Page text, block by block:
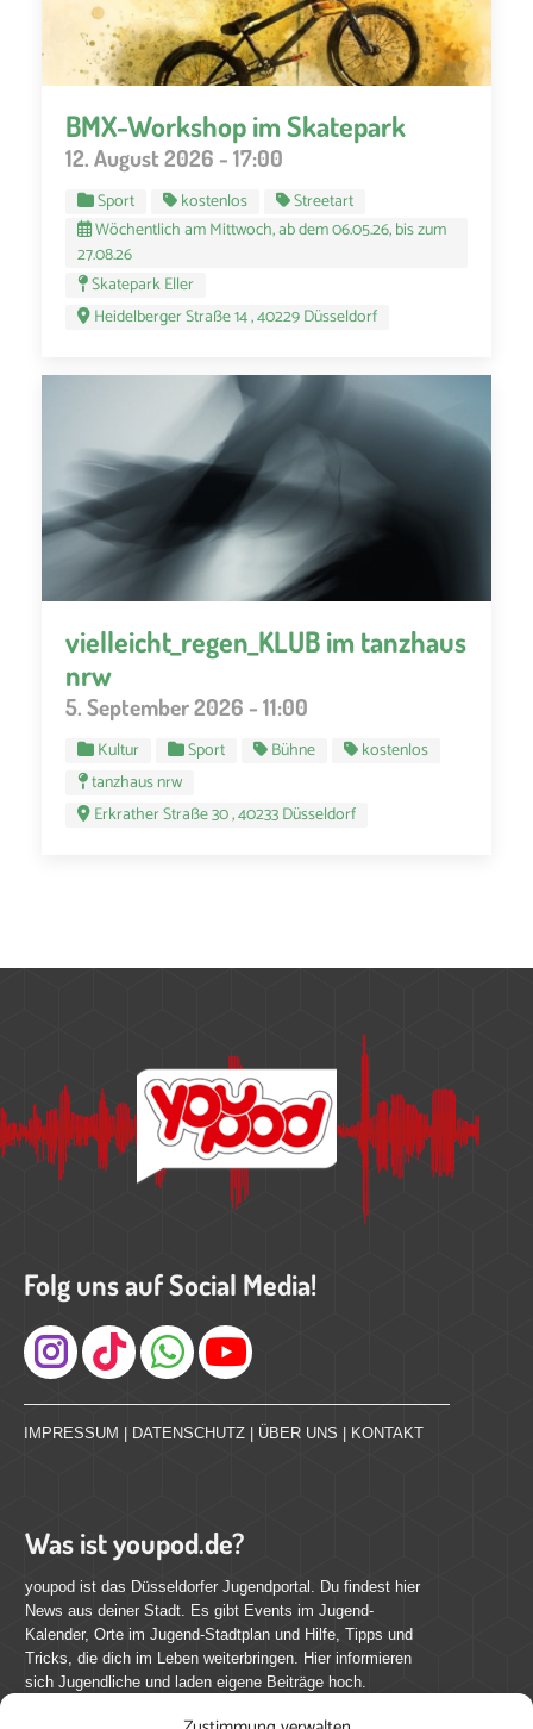
BMX-Workshop im Skatepark
12. August 2026 - 17:00
Sport kostenlos
Streetart
Wöchentlich am Mittwoch, ab dem 06.05.26, bis zum
27.08.26
Skatepark Eller
Heidelberger Straße 14 , 40229 Düsseldorf
vielleicht_regen_KLUB im tanzhaus
nrw
5. September 2026 - 11:00
Kultur Sport Bühne
kostenlos
tanzhaus nrw
Erkrather Straße 30 , 40233 Düsseldorf
Folg uns auf Social Media!
Instagram
IMPRESSUM | DATENSCHUTZ | ÜBER UNS | KONTAKT
Was ist youpod.de?
youpod ist das Düsseldorfer Jugendportal. Du findest hier
News aus deiner Stadt. Es gibt Events im Jugend-
Kalender, Orte im Jugend-Stadtplan und Hilfe, Tipps und
Tricks, die dich im Leben weiterbringen. Hier informieren
sich Jugendliche und laden eigene Beiträge hoch.